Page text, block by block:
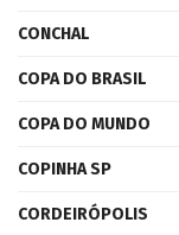
CONCHAL
COPA DO BRASIL
COPA DO MUNDO
COPINHA SP
CORDEIRÓPOLIS